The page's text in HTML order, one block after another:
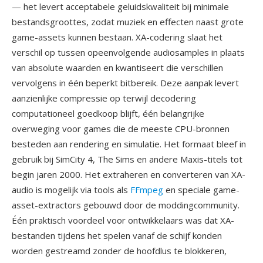
— het levert acceptabele geluidskwaliteit bij minimale
bestandsgroottes, zodat muziek en effecten naast grote
game-assets kunnen bestaan. XA-codering slaat het
verschil op tussen opeenvolgende audiosamples in plaats
van absolute waarden en kwantiseert die verschillen
vervolgens in één beperkt bitbereik. Deze aanpak levert
aanzienlijke compressie op terwijl decodering
computationeel goedkoop blijft, één belangrijke
overweging voor games die de meeste CPU-bronnen
besteden aan rendering en simulatie. Het formaat bleef in
gebruik bij SimCity 4, The Sims en andere Maxis-titels tot
begin jaren 2000. Het extraheren en converteren van XA-
audio is mogelijk via tools als FFmpeg en speciale game-
asset-extractors gebouwd door de moddingcommunity.
Één praktisch voordeel voor ontwikkelaars was dat XA-
bestanden tijdens het spelen vanaf de schijf konden
worden gestreamd zonder de hoofdlus te blokkeren,